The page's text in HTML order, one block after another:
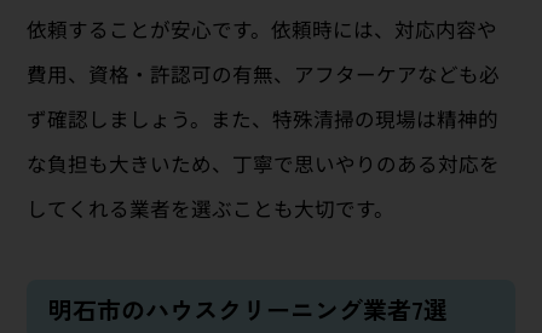
依頼することが安心です。依頼時には、対応内容や
費用、資格・許認可の有無、アフターケアなども必
ず確認しましょう。また、特殊清掃の現場は精神的
な負担も大きいため、丁寧で思いやりのある対応を
してくれる業者を選ぶことも大切です。
明石市のハウスクリーニング業者7選